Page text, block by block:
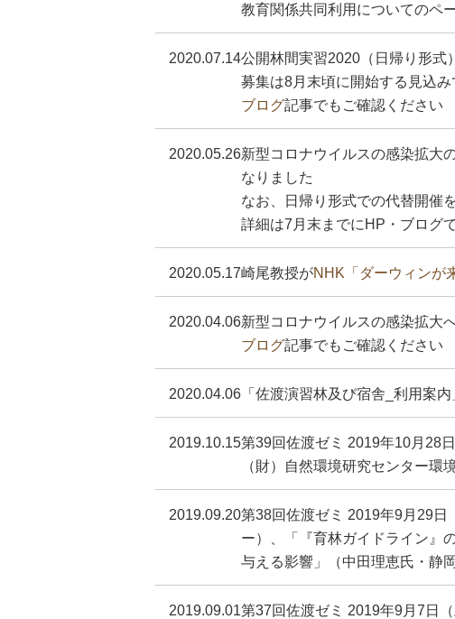
教育関係共同利用についてのペ
2020.07.14公開林間実習2020（日帰り形式
募集は8月末頃に開始する見込み
ブログ記事でもご確認ください
2020.05.26新型コロナウイルスの感染拡大
なりました
なお、日帰り形式での代替開催
詳細は7月末までにHP・ブログ
2020.05.17崎尾教授がNHK「ダーウィンが
2020.04.06新型コロナウイルスの感染拡大
ブログ記事でもご確認ください
2020.04.06 「佐渡演習林及び宿舎_利用案
2019.10.15第39回佐渡ゼミ 2019年10月28
（財）自然環境研究センター
2019.09.20第38回佐渡ゼミ 2019年9月29日
ー）、「『育林ガイドライン』
与える影響」（中田理恵氏・静
2019.09.01第37回佐渡ゼミ 2019年9月7日